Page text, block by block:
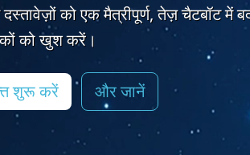
को एक मैत्रीपूर्ण, तेज़ चैटबॉट में
को खुश करें।
शुरू करें और जानें